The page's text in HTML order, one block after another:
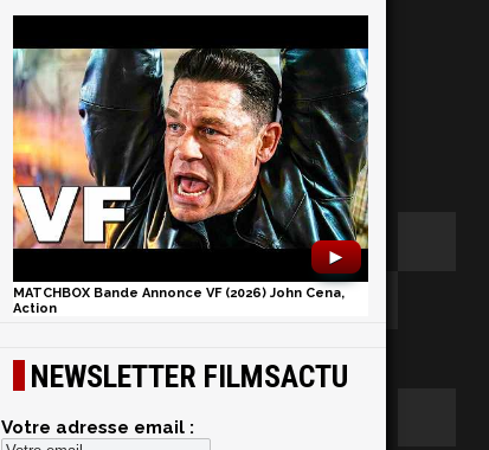
►
MATCHBOX Bande Annonce VF (2026) John Cena,
Action
NEWSLETTER FILMSACTU
Votre adresse email :